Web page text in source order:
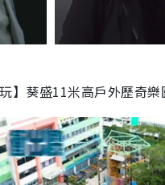
】葵盛11米高戶外歷奇